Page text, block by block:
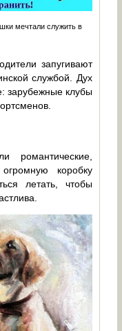
мечтали служить в
запугивают
службой. Дух
зарубежные клубы
коробку
летать, чтобы